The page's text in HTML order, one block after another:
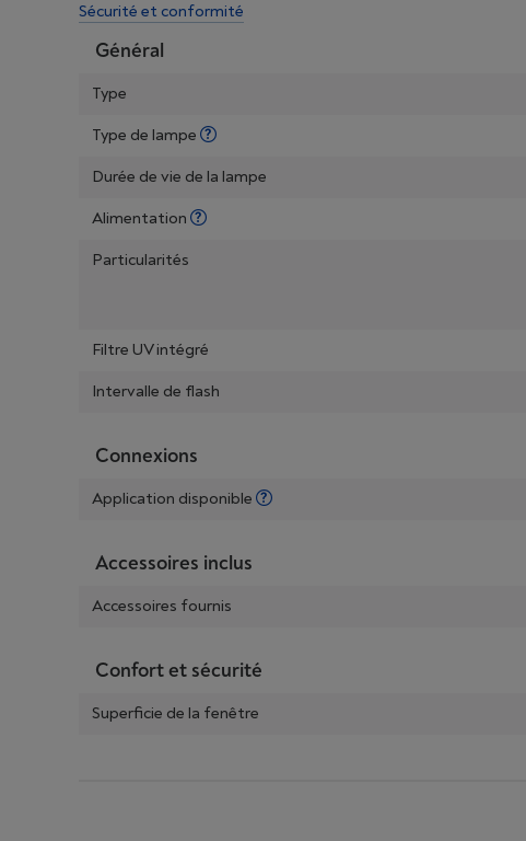
Sécurité et conformité
Général
Type
Type de lampe
Durée de vie de la lampe
Alimentation
Particularités
Filtre UV intégré
Intervalle de flash
Connexions
Application disponible
Accessoires inclus
Accessoires fournis
Confort et sécurité
Superficie de la fenêtre